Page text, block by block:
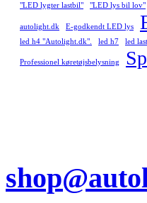
"LED lygter lastbil"
"LED lys bil lov"
autolight.dk E-godkendt LED lys
led h4 "Autolight.dk".
led h7 led
Professionel køretøjsbelysning